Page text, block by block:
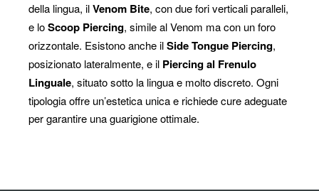
della lingua, ilVenom Bite, con due fori verticali paralleli,
e loScoop Piercing, simile al Venom ma con un foro
orizzontale. Esistono anche ilSide Tongue Piercing,
posizionato lateralmente, e il Piercing al Frenulo
Linguale, situato sotto la lingua e molto discreto. Ogni
tipologia offre un’estetica unica e richiede cure adeguate
per garantire una guarigione ottimale.